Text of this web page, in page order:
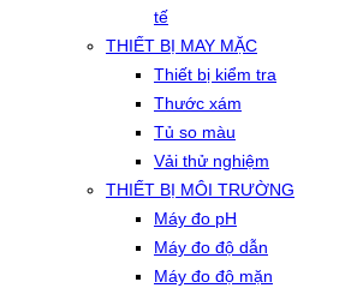
tế
THIẾT BỊ MAY MẶC
Thiết bị kiểm tra
Thước xám
Tủ so màu
Vải thử nghiệm
THIẾT BỊ MÔI TRƯỜNG
Máy đo pH
Máy đo độ dẫn
Máy đo độ mặn